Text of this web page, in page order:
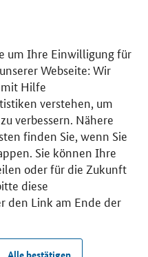
um Ihre Einwilligung für
Webseite: Wir
Hilfe
verstehen, um
verbessern. Nähere
finden Sie, wenn Sie
Sie können Ihre
oder für die Zukunft
diese
den Link am Ende der
Alle bestätigen